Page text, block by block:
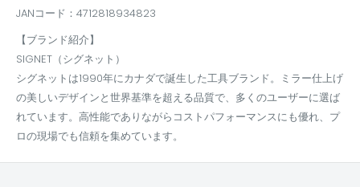
JANコード：4712818934823
【ブランド紹介】
SIGNET（シグネット）
シグネットは1990年にカナダで誕生した工具ブランド。ミラー仕上げ
の美しいデザインと世界基準を超える品質で、多くのユーザーに選ば
れています。高性能でありながらコストパフォーマンスにも優れ、プ
ロの現場でも信頼を集めています。